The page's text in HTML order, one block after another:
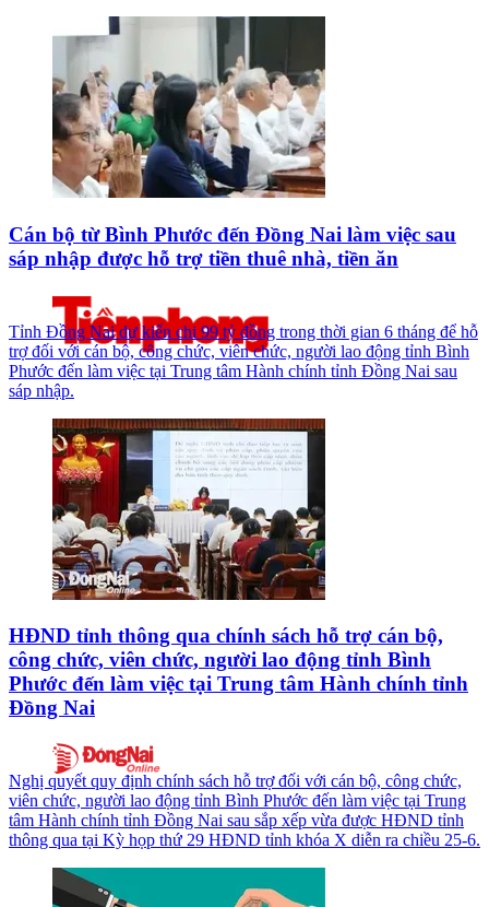
Cán bộ từ Bình Phước đến Đồng Nai làm việc sau
sáp nhập được hỗ trợ tiền thuê nhà, tiền ăn
Tỉnh Đồng Nai dự kiến chi 99 tỷ đồng trong thời gian 6 tháng để hỗ
trợ đối với cán bộ, công chức, viên chức, người lao động tỉnh Bình
Phước đến làm việc tại Trung tâm Hành chính tỉnh Đồng Nai sau
sáp nhập.
HĐND tỉnh thông qua chính sách hỗ trợ cán bộ,
công chức, viên chức, người lao động tỉnh Bình
Phước đến làm việc tại Trung tâm Hành chính tỉnh
Đồng Nai
Nghị quyết quy định chính sách hỗ trợ đối với cán bộ, công chức,
viên chức, người lao động tỉnh Bình Phước đến làm việc tại Trung
tâm Hành chính tỉnh Đồng Nai sau sắp xếp vừa được HĐND tỉnh
thông qua tại Kỳ họp thứ 29 HĐND tỉnh khóa X diễn ra chiều 25-6.